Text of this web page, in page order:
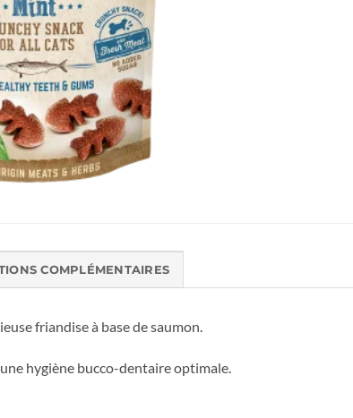
COMPLÉMENTAIRES
friandise à base de saumon.
hygiène bucco-dentaire optimale.